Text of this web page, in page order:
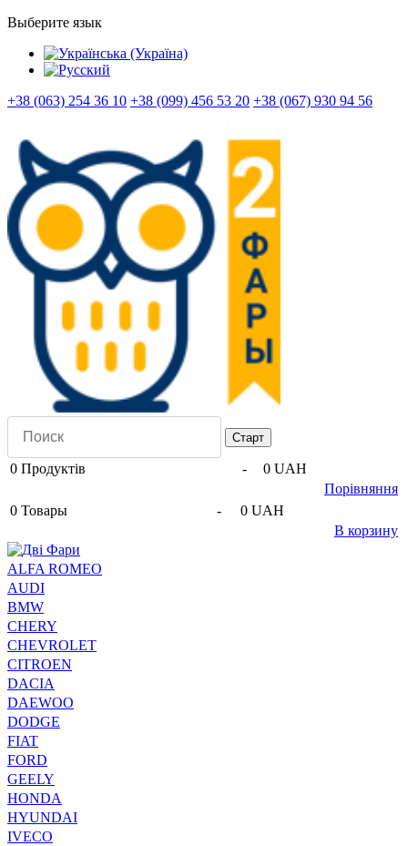
Выберите язык
+38 (063) 254 36 10 +38 (099) 456 53 20 +38 (067) 930 94 56
0 Продуктів -
0 UAH
Порівняння
0 Товары -
0 UAH
В корзину
ALFA ROMEO
AUDI
BMW
CHERY
CHEVROLET
CITROEN
DACIA
DAEWOO
DODGE
FIAT
FORD
GEELY
HONDA
HYUNDAI
IVECO